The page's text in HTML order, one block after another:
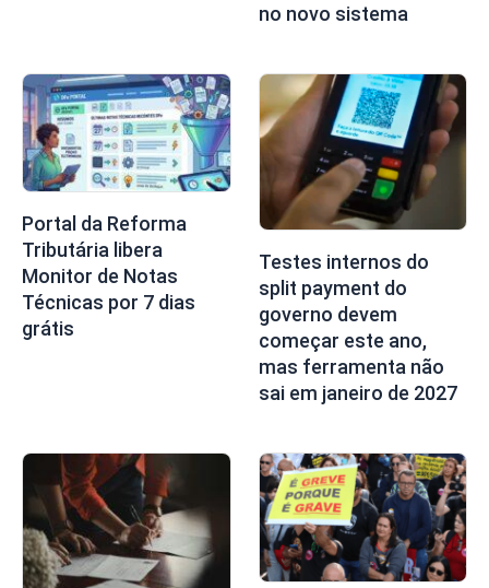
no novo sistema
Portal da Reforma
Tributária libera
Monitor de Notas
Técnicas por 7 dias
grátis
Testes internos do
split payment do
governo devem
começar este ano,
mas ferramenta não
sai em janeiro de 2027